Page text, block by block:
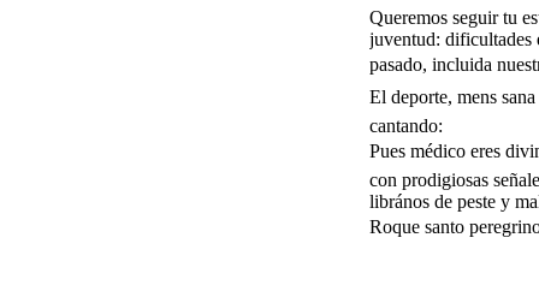
Queremos seguir tu
juventud: dificultades
pasado, incluida
El deporte, mens
cantando:
Pues médico eres
con prodigiosas
librános de peste y
Roque santo